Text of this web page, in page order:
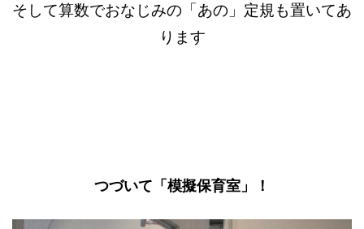
そして算数でおなじみの「あの」定規も置いてあ
ります
つづいて「模擬保育室」！